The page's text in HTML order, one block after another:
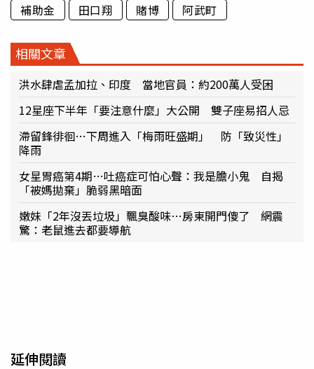
補助金 田口翔 賭博 阿武町
相關文章
洪水肆虐孟加拉、印度 當地官員：約200萬人受困
12星座下半年「要注意什麼」大公開 雙子座易招人忌
滯留鋒徘徊…下周進入「梅雨旺盛期」 防「致災性」
降雨
女星胃癌第4期…吐癌症可怕心聲：我是膽小鬼 自揭
「被媽拋棄」脆弱黑暗面
嫩妹「2年沒丟垃圾」飄臭酸味…房東開門傻了 網震
驚：老鼠進去都要導航
延伸閱讀